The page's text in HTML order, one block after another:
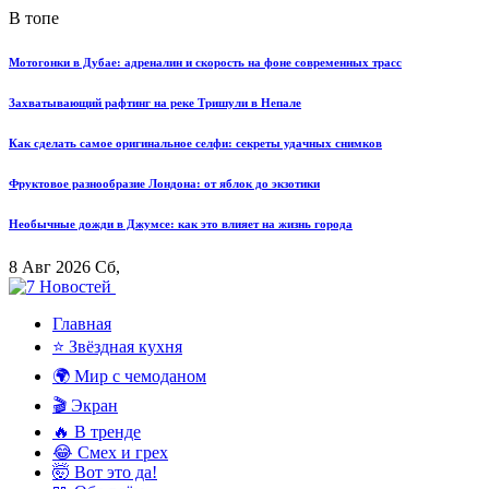
В топе
Мотогонки в Дубае: адреналин и скорость на фоне современных трасс
Захватывающий рафтинг на реке Тришули в Непале
Как сделать самое оригинальное селфи: секреты удачных снимков
Фруктовое разнообразие Лондона: от яблок до экзотики
Необычные дожди в Джумсе: как это влияет на жизнь города
8 Авг 2026 Сб,
Главная
⭐ Звёздная кухня
🌍 Мир с чемоданом
🎬 Экран
🔥 В тренде
😂 Смех и грех
🤯 Вот это да!